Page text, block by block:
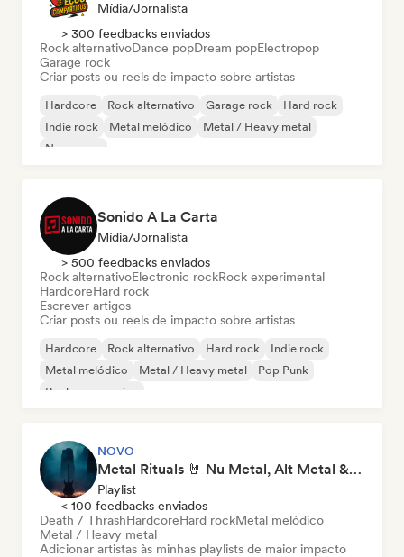
Mídia/Jornalista
> 300 feedbacks enviados
Rock alternativoDance popDream popElectropop
Garage rock
Criar posts ou reels de impacto sobre artistas
Hardcore Rock alternativo Garage rock
Hard rock
Indie rock
Metal melódico
Metal / Heavy metal
New wave
Sonido A La Carta
Mídia/Jornalista
> 500 feedbacks enviados
Rock alternativoElectronic rockRock experimental
HardcoreHard rock
Escrever artigos
Criar posts ou reels de impacto sobre artistas
Hardcore Rock alternativo Hard rock
Indie rock
Metal melódico
Metal / Heavy metal
Pop Punk
Rock progressivo
NOVO
Metal Rituals 🤘 Nu Metal, Alt Metal & Progressive Metal
Playlist
< 100 feedbacks enviados
Death / ThrashHardcoreHard rockMetal melódico
Metal / Heavy metal
Adicionar artistas às minhas playlists de maior impacto